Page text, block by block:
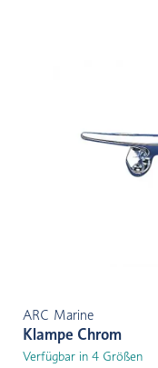
ARC Marine
Klampe Chrom
Verfügbar in 4 Größen